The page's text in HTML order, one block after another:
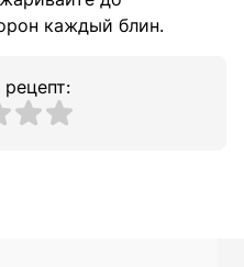
каждый блин.